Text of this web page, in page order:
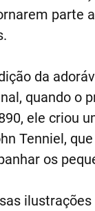
parte
da
quando o
ele criou
Tenniel,
os